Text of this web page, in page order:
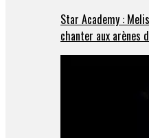
Star Academy :
chanter aux arènes